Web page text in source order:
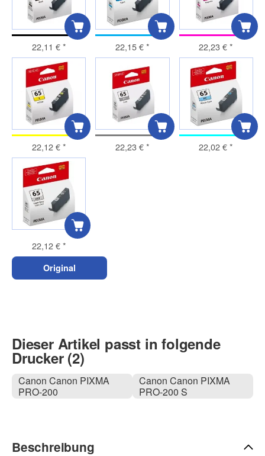
22,11 €* 22,15 €* 22,23 €*
22,12 €* 22,23 €* 22,02 €*
22,12 €*
Original
Dieser Artikel passt in folgende
Drucker (2)
Canon Canon PIXMA
PRO-200
Canon Canon PIXMA
PRO-200 S
Beschreibung